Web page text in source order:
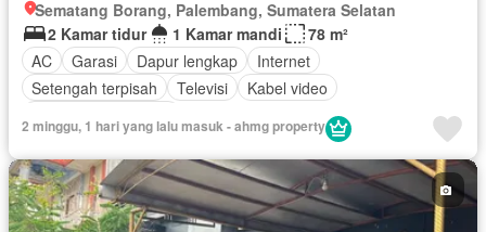
Sematang Borang, Palembang, Sumatera Selatan
2 Kamar tidur
1 Kamar mandi
78 m²
AC
Garasi Dapur lengkap
Internet
Setengah terpisah
Televisi
Kabel video
2 minggu, 1 hari yang lalu masuk - ahmg property